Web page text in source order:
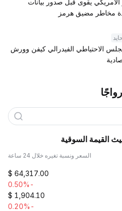
الأمريكي يقوى قبل صدور بيانات
مخاطر مضيق هرمز
الاحتياطي الفيدرالي كيفن وورش
القيمة السوقية
السعر ونسبة تغيره خلال 24 ساعة
$ 64,317.00
-0.50%
$ 1,904.10
-0.20%